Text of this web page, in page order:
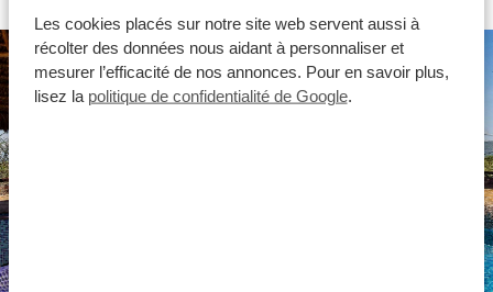
Les cookies placés sur notre site web servent aussi à
récolter des données nous aidant à personnaliser et
mesurer l’efficacité de nos annonces. Pour en savoir plus,
lisez la politique de confidentialité de Google.